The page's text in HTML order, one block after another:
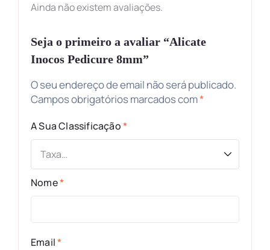
Ainda não existem avaliações.
Seja o primeiro a avaliar “Alicate
Inocos Pedicure 8mm”
O seu endereço de email não será publicado.
Campos obrigatórios marcados com*
A Sua Classificação*
Nome*
Email*